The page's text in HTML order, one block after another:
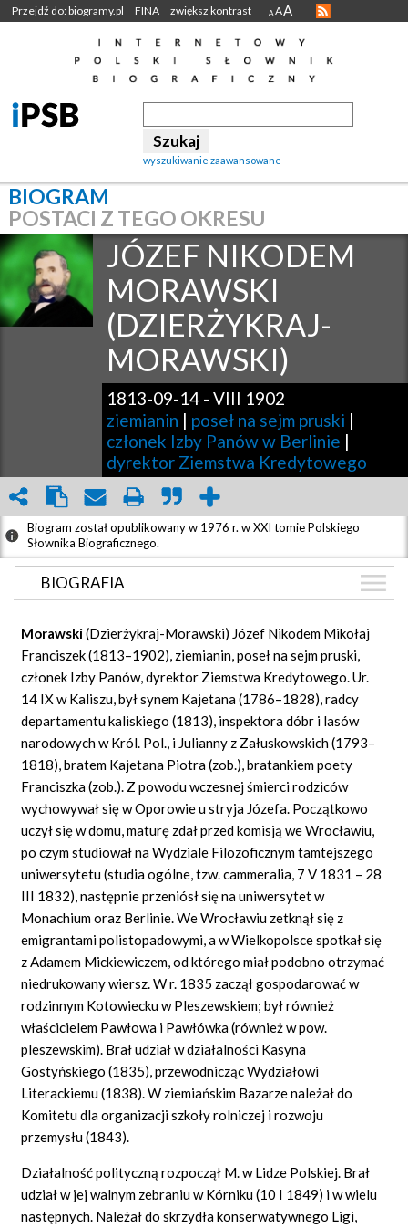
Przejdź do: biogramy.pl FINA zwiększ kontrast A AA
wyszukiwanie zaawansowane
BIOGRAM
POSTACI Z TEGO OKRESU
JÓZEF NIKODEM
MORAWSKI
(DZIERŻYKRAJ-
MORAWSKI)
1813-09-14 - VIII 1902
ziemianin | poseł na sejm pruski |
członek Izby Panów w Berlinie |
dyrektor Ziemstwa Kredytowego
Biogram został opublikowany w 1976 r. w XXI tomie Polskiego
Słownika Biograficznego.
BIOGRAFIA
GRAF POWIĄZAŃ
DYSKUSJA
Mapa
Morawski(Dzierżykraj-Morawski) Józef Nikodem Mikołaj
Franciszek (1813–1902), ziemianin, poseł na sejm pruski,
członek Izby Panów, dyrektor Ziemstwa Kredytowego. Ur.
14 IX w Kaliszu, był synem Kajetana (1786–1828), radcy
departamentu kaliskiego (1813), inspektora dóbr i lasów
narodowych w Król. Pol., i Julianny z Załuskowskich (1793–
1818), bratem Kajetana Piotra (zob.), bratankiem poety
Franciszka (zob.). Z powodu wczesnej śmierci rodziców
wychowywał się w Oporowie u stryja Józefa. Początkowo
uczył się w domu, maturę zdał przed komisją we Wrocławiu,
po czym studiował na Wydziale Filozoficznym tamtejszego
uniwersytetu (studia ogólne, tzw. cammeralia, 7 V 1831 – 28
III 1832), następnie przeniósł się na uniwersytet w
Monachium oraz Berlinie. We Wrocławiu zetknął się z
emigrantami polistopadowymi, a w Wielkopolsce spotkał się
z Adamem Mickiewiczem, od którego miał podobno otrzymać
niedrukowany wiersz. W r. 1835 zaczął gospodarować w
rodzinnym Kotowiecku w Pleszewskiem; był również
właścicielem Pawłowa i Pawłówka (również w pow.
pleszewskim). Brał udział w działalności Kasyna
Gostyńskiego (1835), przewodnicząc Wydziałowi
Literackiemu (1838). W ziemiańskim Bazarze należał do
Komitetu dla organizacji szkoły rolniczej i rozwoju
przemysłu (1843).
Działalność polityczną rozpoczął M. w Lidze Polskiej. Brał
udział w jej walnym zebraniu w Kórniku (10 I 1849) i w wielu
następnych. Należał do skrzydła konserwatywnego Ligi,